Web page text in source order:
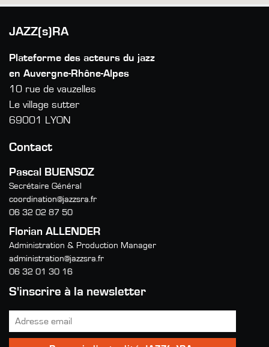
JAZZ(s)RA
Plateforme des acteurs du jazz
en Auvergne-Rhône-Alpes
10 rue de vauzelles
Le village sutter
69001 LYON
Contact
Pascal BUENSOZ
Secrétaire Général
coordination@jazzsra.fr
06 32 02 87 50
Florian ALLENDER
Administration & Production Manager
administration@jazzsra.fr
06 32 01 30 16
S'inscrire à la newsletter